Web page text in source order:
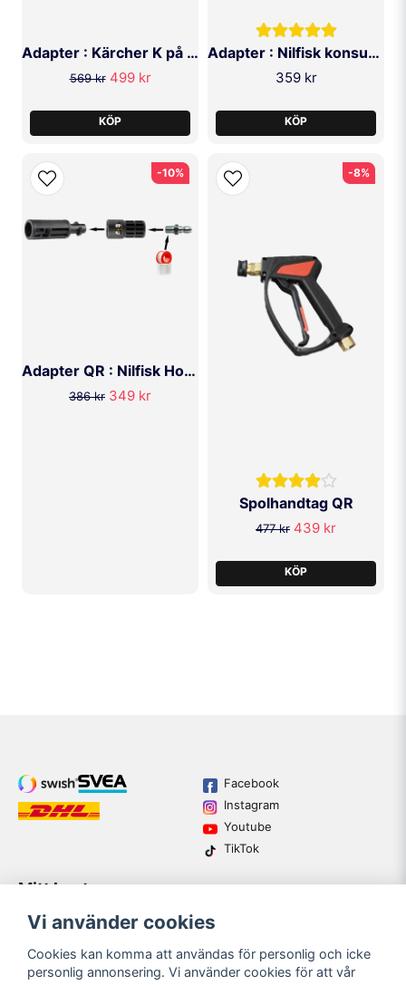
Adapter : Kärcher K på Nilfisk konsument slang
569 kr 499 kr
KÖP
Adapter : Nilfisk konsument på Kärcher Slang
359 kr
KÖP
Adapter QR : Nilfisk Hona
386 kr 349 kr
-10%
Spolhandtag QR
477 kr 439 kr
KÖP
-8%
Facebook
Instagram
Youtube
TikTok
Mitt konto
Logga in
Glömt lösenord?
Kundtjänst
Guider
Vi använder cookies
Cookies kan komma att användas för personlig och icke
personlig annonsering. Vi använder cookies för att vår